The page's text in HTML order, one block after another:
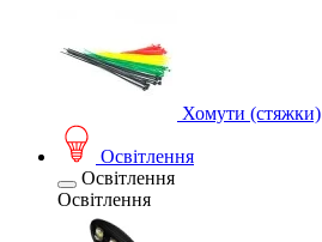
Хомути (стяжки)
Освітлення
Освітлення
Освітлення